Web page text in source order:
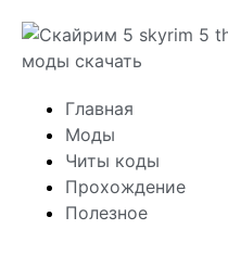
Главная
Моды
Читы коды
Прохождение
Полезное